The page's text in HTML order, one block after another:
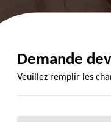
Demande
Veuillez remplir les